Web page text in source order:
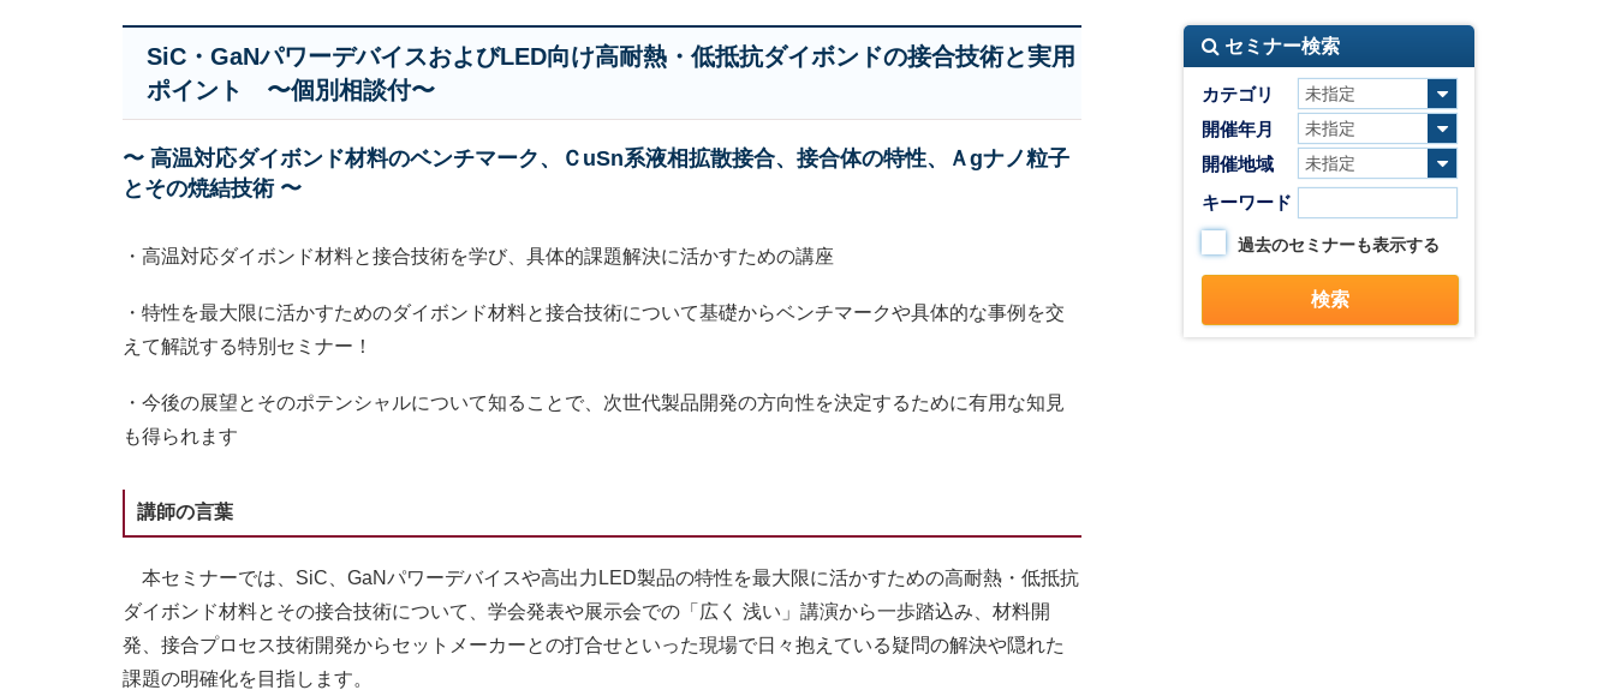
SiC・GaNパワーデバイスおよびLED向け高耐熱・低抵抗ダイボンドの接合技術と実用
ポイント 〜個別相談付〜
〜 高温対応ダイボンド材料のベンチマーク、ＣuSn系液相拡散接合、接合体の特性、Ａgナノ粒子
とその焼結技術 〜
・高温対応ダイボンド材料と接合技術を学び、具体的課題解決に活かすための講座
・特性を最大限に活かすためのダイボンド材料と接合技術について基礎からベンチマークや具体的な事例を交
えて解説する特別セミナー！
・今後の展望とそのポテンシャルについて知ることで、次世代製品開発の方向性を決定するために有用な知見
も得られます
講師の言葉
本セミナーでは、SiC、GaNパワーデバイスや高出力LED製品の特性を最大限に活かすための高耐熱・低抵抗
ダイボンド材料とその接合技術について、学会発表や展示会での「広く 浅い」講演から一歩踏込み、材料開
発、接合プロセス技術開発からセットメーカーとの打合せといった現場で日々抱えている疑問の解決や隠れた
課題の明確化を目指します。
セミナー検索
カテゴリ
開催年月
開催地域
キーワード
過去のセミナーも表示する